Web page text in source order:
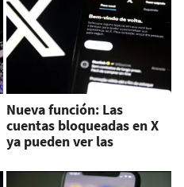
Nueva función: Las
cuentas bloqueadas en X
ya pueden ver las